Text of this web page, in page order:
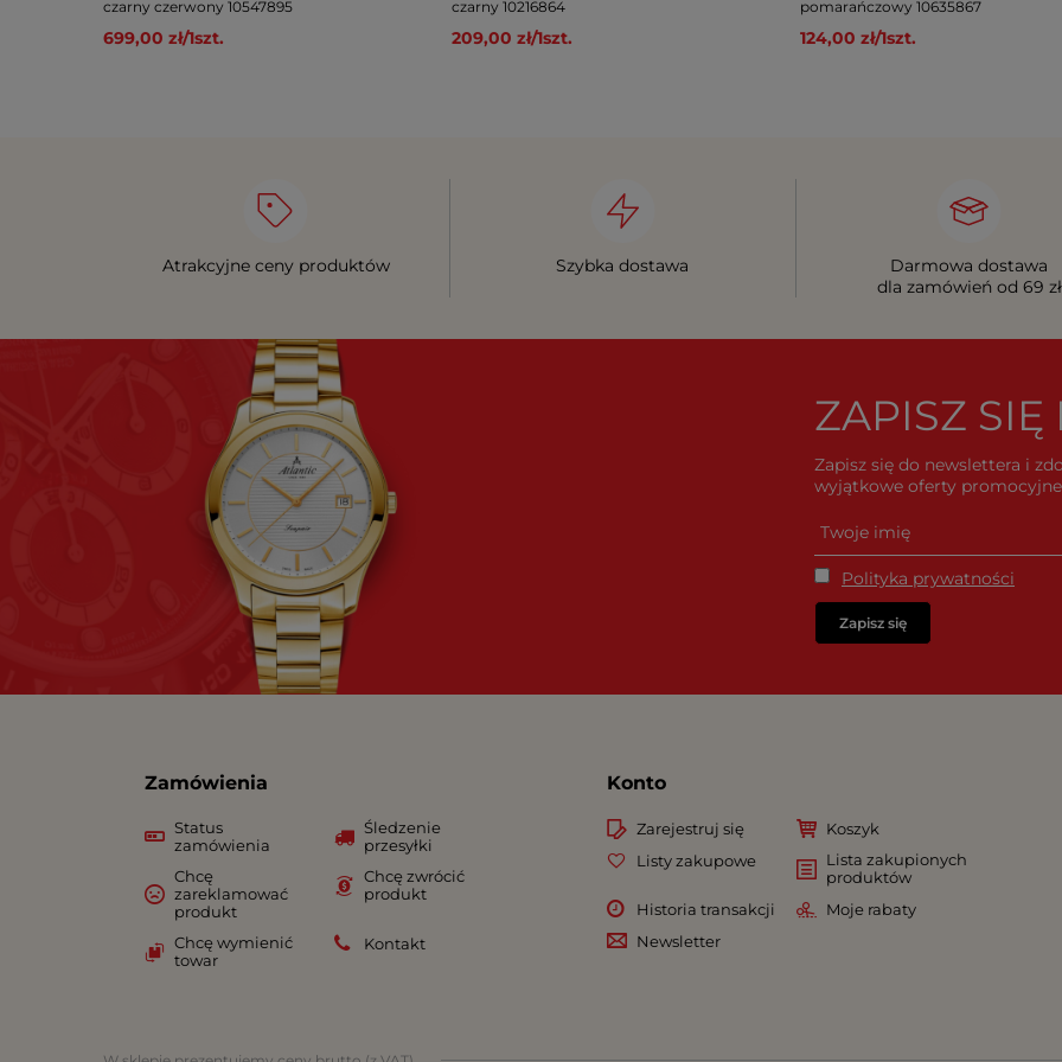
czarny czerwony 10547895
699,00 zł/1szt.
czarny 10216864
209,00 zł/1szt.
pomarańczowy 10635867
124,00 zł/1szt.
Atrakcyjne ceny produktów Szybka dostawa
Darmowa dostawa
dla zamówień od 69 zł
ZAPISZ SIĘ
Zapisz się do newslettera i
wyjątkowe oferty
Polityka prywatności
Zapisz się
Zamówienia
Status
zamówienia
Śledzenie
przesyłki
Chcę
zareklamować
produkt
Chcę zwrócić
produkt
Chcę wymienić
towar
Kontakt
Konto
Zarejestruj się
Koszyk
Listy zakupowe
Lista zakupionych
produktów
Historia transakcji
Moje rabaty
Newsletter